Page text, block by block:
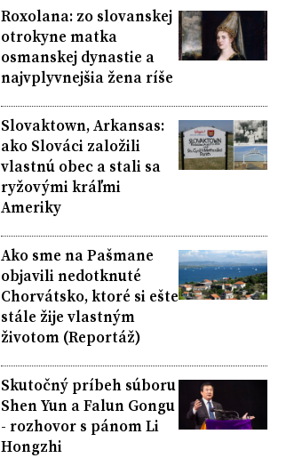
Roxolana: zo slovanskej
otrokyne matka
osmanskej dynastie a
najvplyvnejšia žena ríše
Slovaktown, Arkansas:
ako Slováci založili
vlastnú obec a stali sa
ryžovými kráľmi
Ameriky
Ako sme na Pašmane
objavili nedotknuté
Chorvátsko, ktoré si ešte
stále žije vlastným
životom (Reportáž)
Skutočný príbeh súboru
Shen Yun a Falun Gongu
- rozhovor s pánom Li
Hongzhi